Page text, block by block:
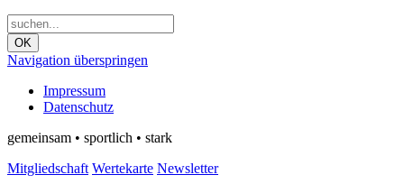
OK
Navigation überspringen
Impressum
Datenschutz
gemeinsam • sportlich • stark
Mitgliedschaft Wertekarte Newsletter